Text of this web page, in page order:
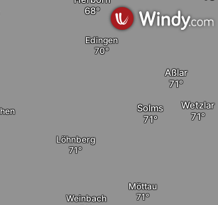
Löhnberg
Weinbach
Möttau
Solms
Edingen
Aßlar
Wetzlar